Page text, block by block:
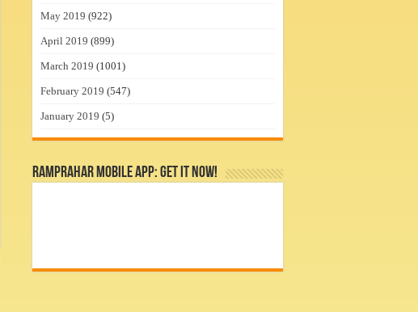
May 2019 (922)
April 2019 (899)
March 2019 (1001)
February 2019 (547)
January 2019 (5)
RamPrahar Mobile App: Get it Now!